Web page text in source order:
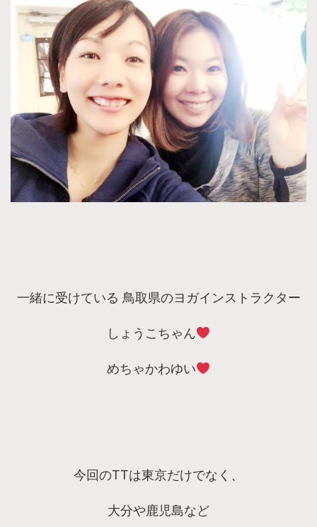
一緒に受けている 鳥取県のヨガインストラクター
しょうこちゃん
めちゃかわゆい
今回のTTは東京だけでなく、
大分や鹿児島など